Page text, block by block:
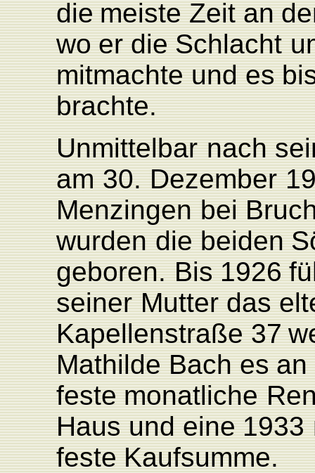
die meiste Zeit an
wo er die Schlacht
mitmachteund es
brachte.
Unmittelbar nach
am 30. Dezember
Menzingen bei
wurden die beiden
geboren. Bis 1926
seiner Mutter das
Kapellenstraße 37
Mathilde Baches an
feste monatliche
Hausund eine 1933
feste Kaufsumme.